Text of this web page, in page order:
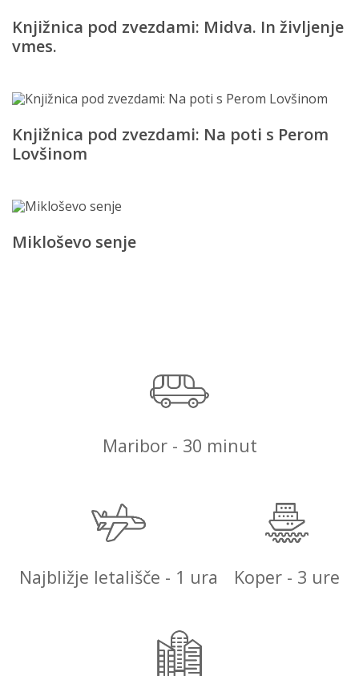
Knjižnica pod zvezdami: Midva. In življenje
vmes.
Knjižnica pod zvezdami: Na poti s Perom
Lovšinom
Mikloševo senje
Maribor - 30 minut
Najbližje letališče - 1 ura Koper - 3 ure